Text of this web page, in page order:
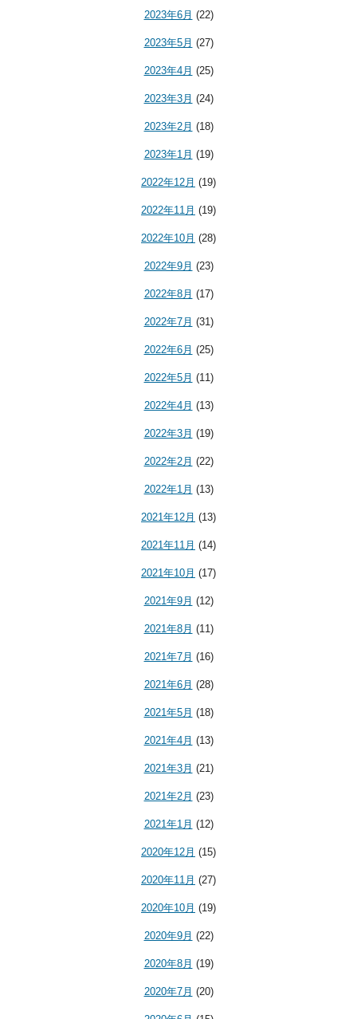
2023年6月 (22)
2023年5月 (27)
2023年4月 (25)
2023年3月 (24)
2023年2月 (18)
2023年1月 (19)
2022年12月 (19)
2022年11月 (19)
2022年10月 (28)
2022年9月 (23)
2022年8月 (17)
2022年7月 (31)
2022年6月 (25)
2022年5月 (11)
2022年4月 (13)
2022年3月 (19)
2022年2月 (22)
2022年1月 (13)
2021年12月 (13)
2021年11月 (14)
2021年10月 (17)
2021年9月 (12)
2021年8月 (11)
2021年7月 (16)
2021年6月 (28)
2021年5月 (18)
2021年4月 (13)
2021年3月 (21)
2021年2月 (23)
2021年1月 (12)
2020年12月 (15)
2020年11月 (27)
2020年10月 (19)
2020年9月 (22)
2020年8月 (19)
2020年7月 (20)